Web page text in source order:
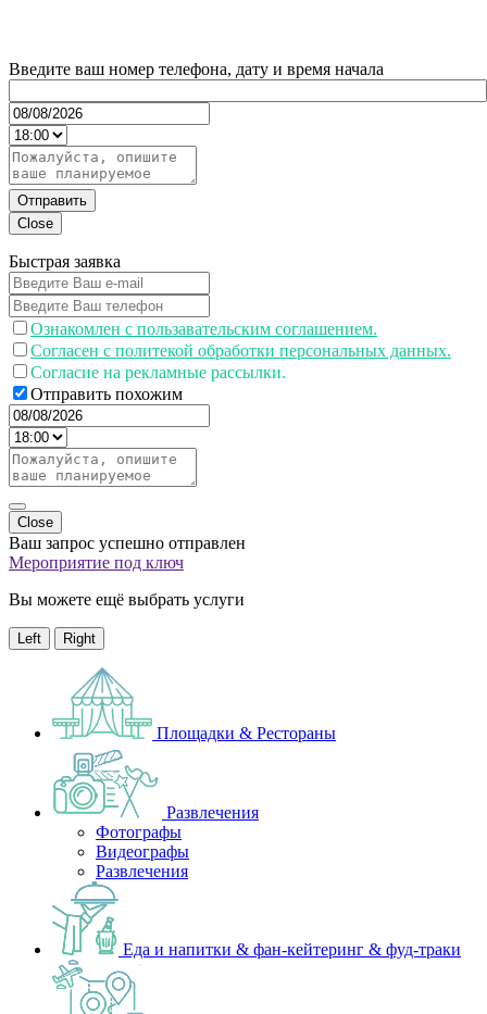
Введите ваш номер телефона, дату и время начала
Отправить
Close
Быстрая заявка
Ознакомлен с пользавательским соглашением.
Согласен с политекой обработки персональных данных.
Согласие на рекламные рассылки.
Отправить похожим
Close
Ваш запрос успешно отправлен
Мероприятие под ключ
Вы можете ещё выбрать услуги
Left Right
Площадки & Рестораны
Развлечения
Фотографы
Видеографы
Развлечения
Еда и напитки & фан-кейтеринг & фуд-траки